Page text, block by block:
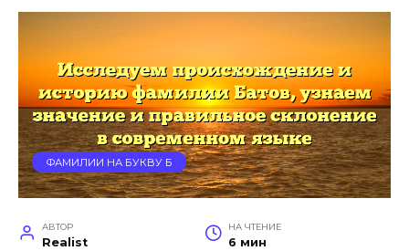
ФАМИЛИИ НА БУКВУ Б
АВТОР
Realist
НА ЧТЕНИЕ
6 мин